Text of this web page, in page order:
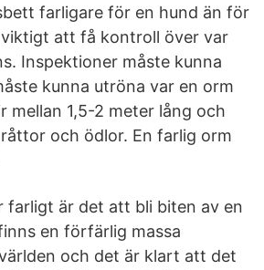
farligare för en hund än för
att få kontroll över var
Inspektioner måste kunna
kunna utröna var en orm
mellan 1,5-2 meter lång och
och ödlor. En farlig orm
farligt är det att bli biten av en
en förfärlig massa
och det är klart att det